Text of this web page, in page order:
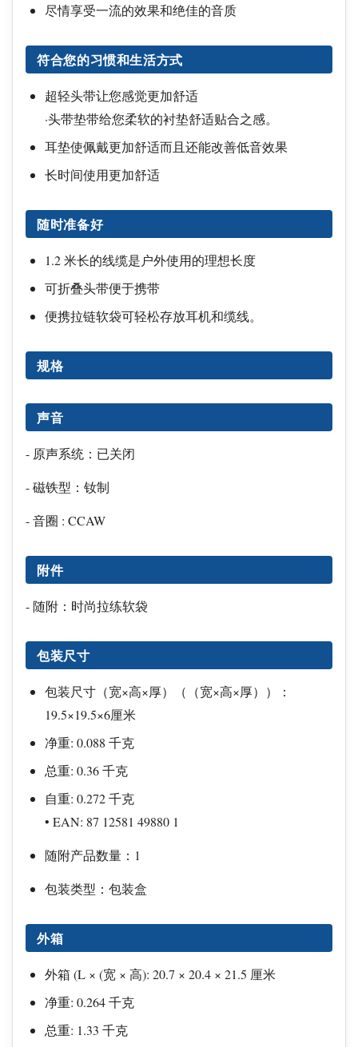
尽情享受一流的效果和绝佳的音质
符合您的习惯和生活方式
超轻头带让您感觉更加舒适
·头带垫带给您柔软的衬垫舒适贴合之感。
耳垫使佩戴更加舒适而且还能改善低音效果
长时间使用更加舒适
随时准备好
1.2 米长的线缆是户外使用的理想长度
可折叠头带便于携带
便携拉链软袋可轻松存放耳机和缆线。
规格
声音
- 原声系统：已关闭
- 磁铁型：钕制
- 音圈 : CCAW
附件
- 随附：时尚拉练软袋
包装尺寸
包装尺寸（宽×高×厚）（（宽×高×厚））：
19.5×19.5×6厘米
净重: 0.088 千克
总重: 0.36 千克
自重: 0.272 千克
• EAN: 87 12581 49880 1
随附产品数量：1
包装类型：包装盒
外箱
外箱 (L × (宽 × 高): 20.7 × 20.4 × 21.5 厘米
净重: 0.264 千克
总重: 1.33 千克